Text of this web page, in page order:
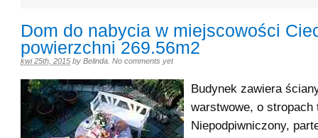
Dom do nabycia w miejscowości
powierzchni 269.56m2
kwi 25th, 2015 by Belinda No comments yet
Budynek zawiera
warstwowe, o stropach
Niepodpiwniczony,